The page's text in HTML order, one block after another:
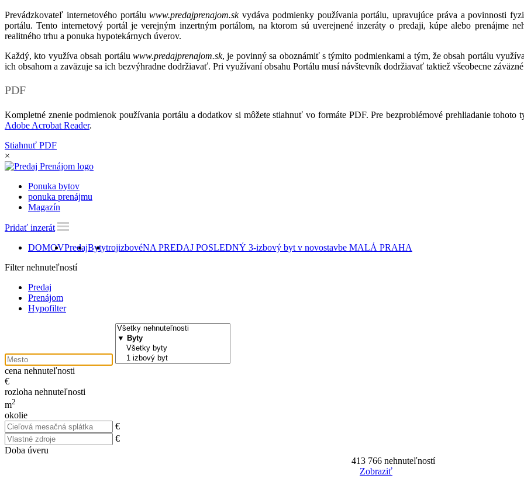
Prevádzkovateľ internetového portáluwww.predajprenajom.skvydáva podmienky používania portálu, upravujúce práva a povinnosti
portálu. Tento internetový portál je verejným inzertným portálom, na ktorom sú uverejnené inzeráty o predaji, kúpe alebo prenájme
realitného trhu a ponuka hypotekárnych úverov.
Každý, kto využíva obsah portálu www.predajprenajom.sk, je povinný sa oboznámiť s týmito podmienkami a tým, že obsah portálu
ich obsahom a zaväzuje sa ich bezvýhradne dodržiavať. Pri využívaní obsahu Portálu musí návštevník dodržiavať taktiež všeobecne
PDF
Kompletné znenie podmienok používania portálu a dodatkov si môžete stiahnuť vo formáte PDF. Pre bezproblémové prehliadanie
Adobe Acrobat Reader.
Stiahnuť PDF
×
Ponuka bytov
ponuka prenájmu
Magazín
Pridať inzerát
DOMOVPredajBytytrojizbovéNA PREDAJ POSLEDNÝ 3-izbový byt v novostavbe MALÁ PRAHA
Filter nehnuteľností
Predaj
Prenájom
Hypofilter
cena nehnuteľnosti
€
rozloha nehnuteľnosti
m2
okolie
€
€
Doba úveru
413 766nehnuteľností
Zobraziť